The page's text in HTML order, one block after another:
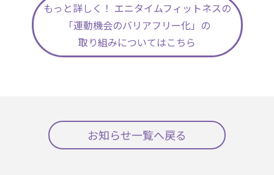
もっと詳しく！ エニタイムフィットネスの
「運動機会のバリアフリー化」の
取り組みについてはこちら
お知らせ一覧へ戻る